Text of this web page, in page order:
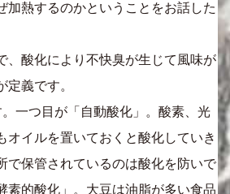
加熱するのかということをお話した
、酸化により不快臭が生じて風味が
定義です。
一つ目が「自動酸化」。酸素、光
オイルを置いておくと酸化していき
で保管されているのは酸化を防いで
素的酸化」。大豆は油脂が多い食品